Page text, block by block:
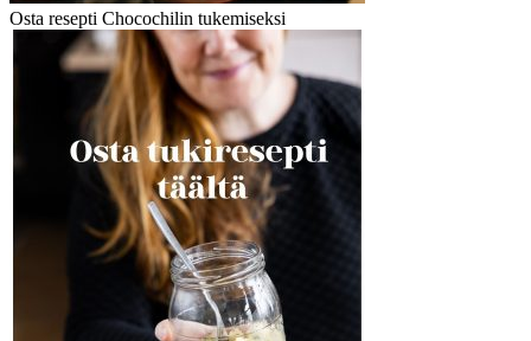
Osta resepti Chocochilin tukemiseksi